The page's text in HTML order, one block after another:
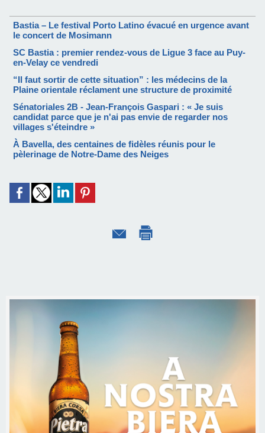
Bastia – Le festival Porto Latino évacué en urgence avant
le concert de Mosimann
SC Bastia : premier rendez-vous de Ligue 3 face au Puy-
en-Velay ce vendredi
“Il faut sortir de cette situation” : les médecins de la
Plaine orientale réclament une structure de proximité
Sénatoriales 2B - Jean-François Gaspari : « Je suis
candidat parce que je n'ai pas envie de regarder nos
villages s'éteindre »
À Bavella, des centaines de fidèles réunis pour le
pèlerinage de Notre-Dame des Neiges